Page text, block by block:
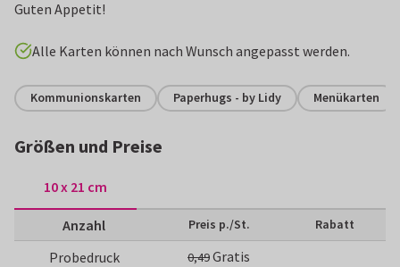
Guten Appetit!
Alle Karten können nach Wunsch angepasst werden.
Kommunionskarten Paperhugs - by Lidy Menükarten
Größen und Preise
10 x 21 cm
Anzahl Preis p./St. Rabatt
Probedruck 0,49Gratis